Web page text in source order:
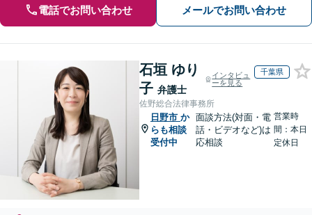
電話でお問い合わせ メールでお問い合わせ
石垣 ゆり
子 弁護士
インタビュ
ーを見る
千葉県
佐野総合法律事務所
日野市 か
らも相談
受付中
面談方法(対面・電
話・ビデオなど)は
応相談
営業時
間：本日
定休日